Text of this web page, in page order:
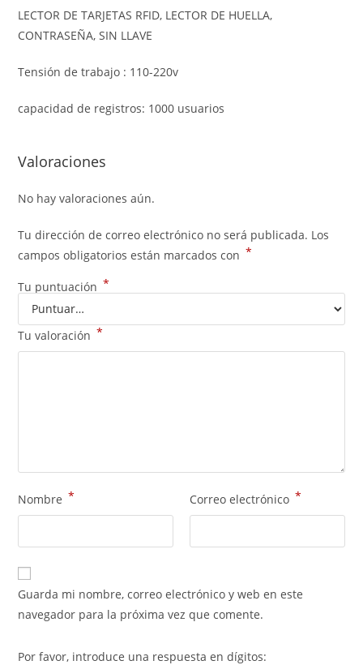
LECTOR DE TARJETAS RFID, LECTOR DE HUELLA,
CONTRASEÑA, SIN LLAVE
Tensión de trabajo : 110-220v
capacidad de registros: 1000 usuarios
Valoraciones
No hay valoraciones aún.
Tu dirección de correo electrónico no será publicada. Los
campos obligatorios están marcados con *
Tu puntuación *
Tu valoración *
Nombre * Correo electrónico *
Guarda mi nombre, correo electrónico y web en este
navegador para la próxima vez que comente.
Por favor, introduce una respuesta en dígitos: